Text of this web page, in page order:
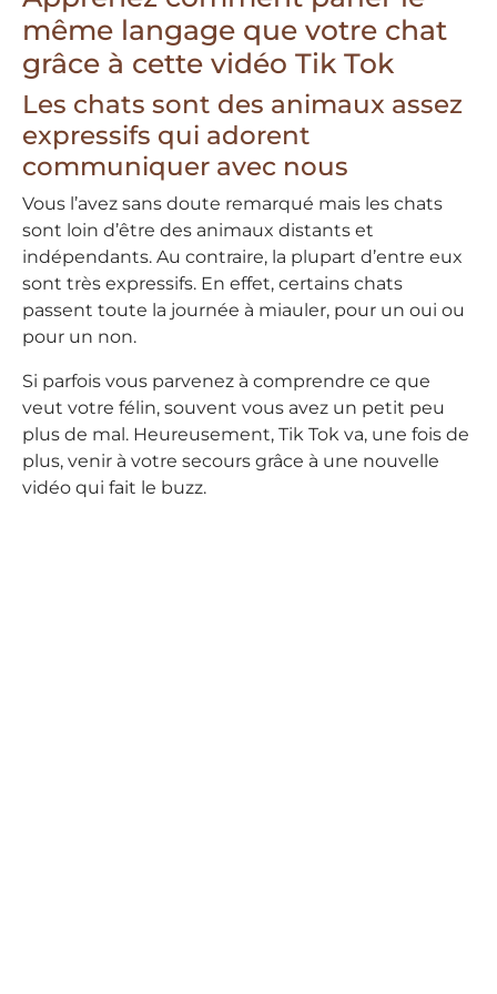
même langage que votre chat
grâce à cette vidéo Tik Tok
Les chats sont des animaux assez
expressifs qui adorent
communiquer avec nous
Vous l’avez sans doute remarqué mais les chats
sont loin d’être des animaux distants et
indépendants. Au contraire, la plupart d’entre eux
sont très expressifs. En effet, certains chats
passent toute la journée à miauler, pour un oui ou
pour un non.
Si parfois vous parvenez à comprendre ce que
veut votre félin, souvent vous avez un petit peu
plus de mal. Heureusement, Tik Tok va, une fois de
plus, venir à votre secours grâce à une nouvelle
vidéo qui fait le buzz.